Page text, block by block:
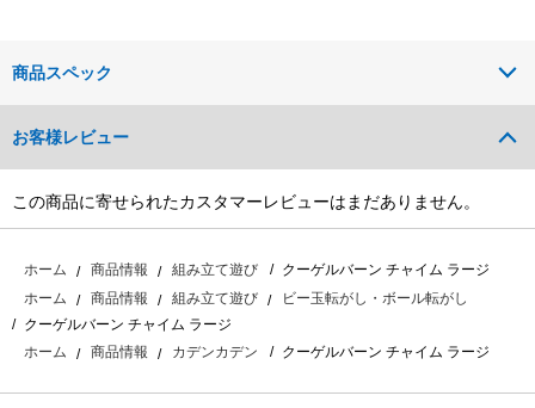
商品スペック
お客様レビュー
この商品に寄せられたカスタマーレビューはまだありません。
ホーム 商品情報 組み立て遊び
クーゲルバーン チャイム ラージ
ホーム
商品情報 組み立て遊び
ビー玉転がし・ボール転がし
クーゲルバーン チャイム ラージ
ホーム
商品情報 カデンカデン クーゲルバーン チャイム ラージ